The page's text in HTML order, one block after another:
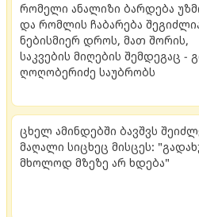
რომელი ანალიზი ბარდება
და რომლის ჩაბარება
ნებისმიერ დროს, მათ შორის,
საკვების მიღების შემდეგაც -
ღოღობერიძე საუბრობს
ცხელ ამინდებში ბავშვს
მაღალი სიცხეც მისცეს:
მხოლოდ მზეზე არ ხდება"